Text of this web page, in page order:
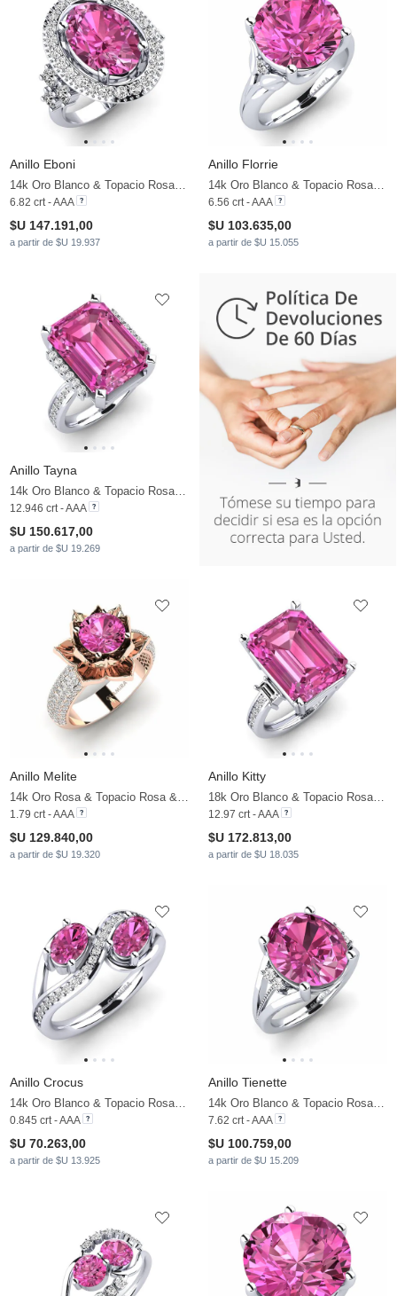
Anillo Eboni
6.82 crt - AAA
$U 147.191,00
a partir de $U 19.937
Anillo Florrie
6.56 crt - AAA
$U 103.635,00
a partir de $U 15.055
Anillo Tayna
12.946 crt - AAA
$U 150.617,00
a partir de $U 19.269
Anillo Melite
1.79 crt - AAA
$U 129.840,00
a partir de $U 19.320
Anillo Kitty
12.97 crt - AAA
$U 172.813,00
a partir de $U 18.035
Anillo Crocus
0.845 crt - AAA
$U 70.263,00
a partir de $U 13.925
Anillo Tienette
7.62 crt - AAA
$U 100.759,00
a partir de $U 15.209